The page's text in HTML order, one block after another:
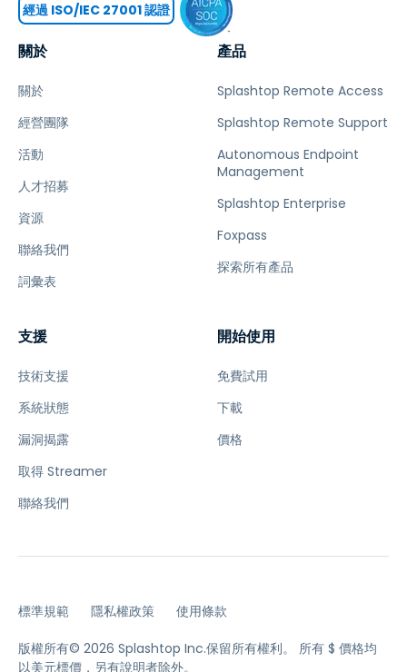
關於
關於
經營團隊
活動
人才招募
資源
聯絡我們
詞彙表
產品
Splashtop Remote Access
Splashtop Remote Support
Autonomous Endpoint
Management
Splashtop Enterprise
Foxpass
探索所有產品
支援
技術支援
系統狀態
漏洞揭露
取得 Streamer
聯絡我們
開始使用
免費試用
下載
價格
經過 ISO/IEC 27001 認證
標準規範 隱私權政策 使用條款
版權所有© 2026 Splashtop Inc.保留所有權利。
所有 $ 價格均
以美元標價，另有說明者除外。